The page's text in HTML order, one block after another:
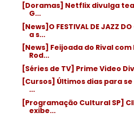
[Doramas] Netflix divulga
G...
[News]O FESTIVAL DE JAZZ
a s...
[News] Feijoada do Rival
Rod...
[Séries de TV] Prime Video
[Cursos] Últimos dias para
...
[Programação Cultural SP]
exibe...